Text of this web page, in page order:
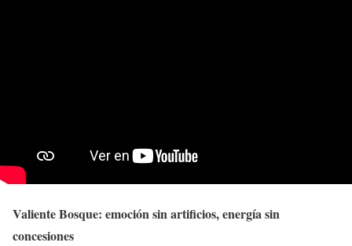
Valiente Bosque: emoción sin artificios, energía sin
concesiones